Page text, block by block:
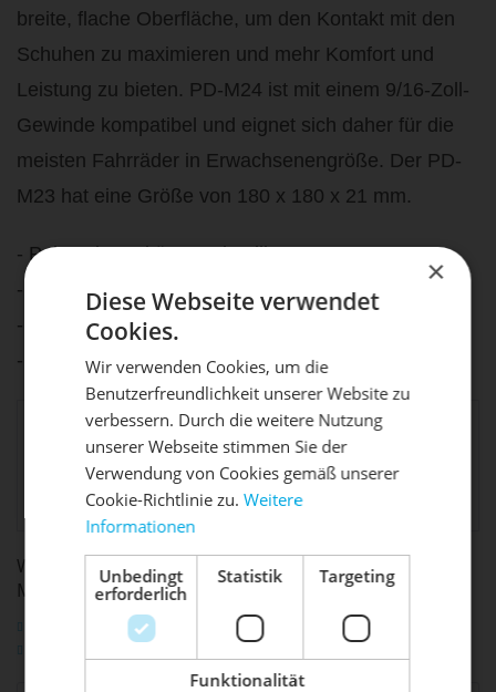
breite, flache Oberfläche, um den Kontakt mit den
Schuhen zu maximieren und mehr Komfort und
Leistung zu bieten. PD-M24 ist mit einem 9/16-Zoll-
Gewinde kompatibel und eignet sich daher für die
meisten Fahrräder in Erwachsenengröße. Der PD-
M23 hat eine Größe von 180 x 180 x 21 mm.
- Polycarbonatkörper, einteilig
- CroMo-Achse
- Gleitlagerung, Cartridgetype
- 20 Pins pro Pedal, austauschbar
Produktsicherheit:
Engelbert Wiener Bike
Parts GmbH, Max-
Planck-Straße 8,
97526 Sennfeld,
info@bike-parts.de
WEITERFÜHRENDE LINKS ZU "PLATTFORM-PEDAL PD-
M23 INDUSTRIEGELAGERT"
Fragen zum Artikel?
Weitere Artikel von XLC
X
DIE SONNE LACHT, DEIN
RAD ERWACHT
Mach dein Bike frühlingsfit - gönn
ihm den Service, den es verdient!
Dein Bike braucht Service, Wartung
oder ein Update?
Buche dir jetzt deinen Termin.
×
Diese Webseite verwendet
Cookies.
Wir verwenden Cookies, um die
Benutzerfreundlichkeit unserer Website zu
verbessern. Durch die weitere Nutzung
unserer Webseite stimmen Sie der
Verwendung von Cookies gemäß unserer
Cookie-Richtlinie zu.Weitere
Informationen
Unbedingt
erforderlich
Statistik Targeting
Funktionalität